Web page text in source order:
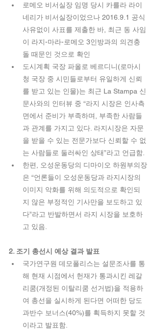
로메오 비서실장 임명 당시 카를라 라이
네리가 비서실장이었으나 2016.9.1 공식
사유없이 사표를 제출한 바, 최근 동 사임
이 라지-마라-로메오 3인방과의 의견충
돌 때문인 것으로 확인
도시계획 국장 파올로 베르디니(로마시
청 국장 중 시민들로부터 유일하게 신뢰
를 받고 있는 인물)는 최근 La Stampa 신
문사와의 인터뷰 중 “라지 시장은 인사측
면에서 준비가 부족하며, 부족한 사람들
과 관계를 가지고 있다. 라지시장은 자문
을 받을 수 있는 전문가보다 신뢰할 수 없
는 사람들로 둘러싸인 상태”라고 언급함.
한편, 오성운동당의 디마이오 하원부의장
은 “언론들이 오성운동당과 라지시장의
이미지 악화를 위해 의도적으로 확인되
지 않은 부정적인 기사만을 보도하고 있
다”라고 반발하면서 라지 시장을 보호하
고 있음.
2. 조기 총선시 예상 결과 발표
국가연구원 데모폴리스는 설문조사를 통
해 현재 시점에서 헌재가 통과시킨 레갈
리쿰(개정된 이탈리쿰 선거법)을 적용하
여 총선을 실시하게 된다면 어떠한 당도
과반수 보너스(40%)를 획득하지 못할 것
이라고 발표함.